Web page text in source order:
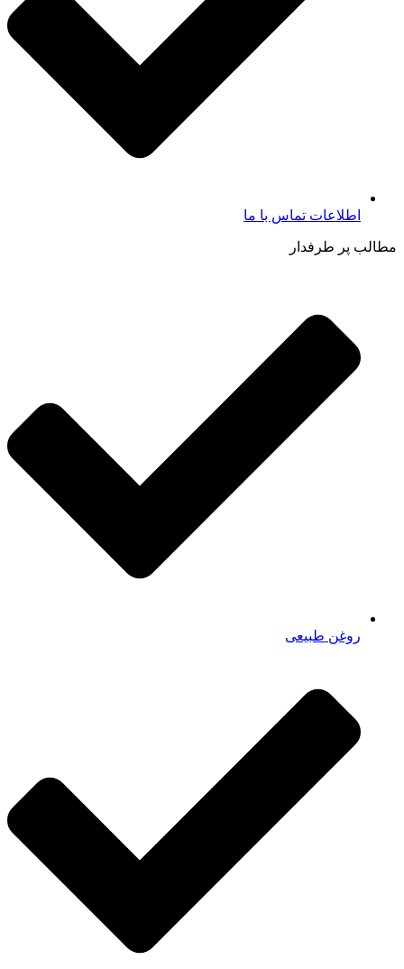
اطلاعات تماس با ما​
مطالب پر طرفدار
روغن طبیعی